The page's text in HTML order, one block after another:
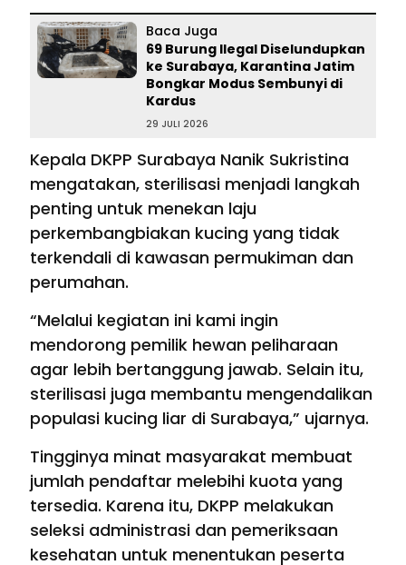
Baca Juga
69 Burung Ilegal Diselundupkan
ke Surabaya, Karantina Jatim
Bongkar Modus Sembunyi di
Kardus
29 JULI 2026
Kepala DKPP Surabaya Nanik Sukristina
mengatakan, sterilisasi menjadi langkah
penting untuk menekan laju
perkembangbiakan kucing yang tidak
terkendali di kawasan permukiman dan
perumahan.
“Melalui kegiatan ini kami ingin
mendorong pemilik hewan peliharaan
agar lebih bertanggung jawab. Selain itu,
sterilisasi juga membantu mengendalikan
populasi kucing liar di Surabaya,” ujarnya.
Tingginya minat masyarakat membuat
jumlah pendaftar melebihi kuota yang
tersedia. Karena itu, DKPP melakukan
seleksi administrasi dan pemeriksaan
kesehatan untuk menentukan peserta